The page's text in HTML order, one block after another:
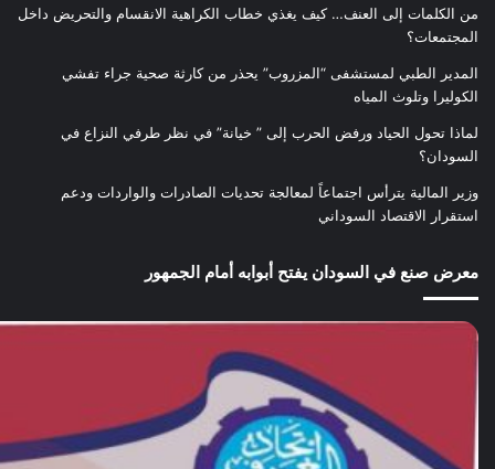
من الكلمات إلى العنف… كيف يغذي خطاب الكراهية الانقسام والتحريض داخل
المجتمعات؟
المدير الطبي لمستشفى “المزروب” يحذر من كارثة صحية جراء تفشي
الكوليرا وتلوث المياه
لماذا تحول الحياد ورفض الحرب إلى ” خيانة” في نظر طرفي النزاع في
السودان؟
وزير المالية يترأس اجتماعاً لمعالجة تحديات الصادرات والواردات ودعم
استقرار الاقتصاد السوداني
معرض صنع في السودان يفتح أبوابه أمام الجمهور